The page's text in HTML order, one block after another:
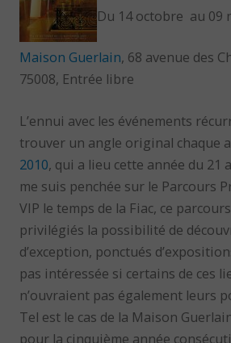
Du 14 octobre au 09
Maison Guerlain, 68 avenue des
75008, Entrée libre
L’ennui avec les événements
trouver un angle original chaque
2010, qui a lieu cette année du 21
me suis penchée sur le Parcours
VIP le temps de la Fiac, ce
privilégiés la possibilité de
d’exception, ponctués
pas intéressée si certains de ces
n’ouvraient pas également leurs
Tel est le cas de la Maison
pour la cinquième année